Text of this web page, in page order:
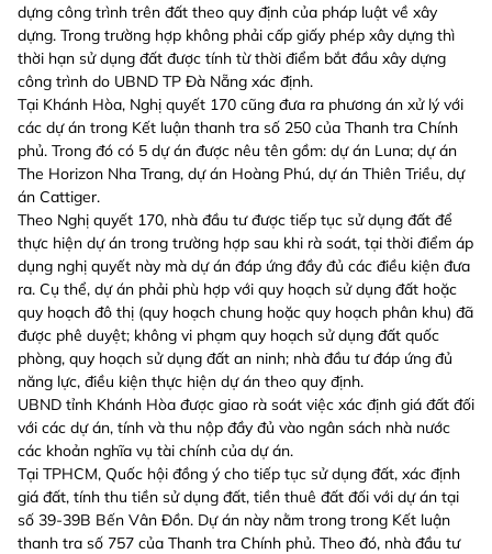
dựng công trình trên đất theo quy định của pháp luật về xây
dựng. Trong trường hợp không phải cấp giấy phép xây dựng thì
thời hạn sử dụng đất được tính từ thời điểm bắt đầu xây dựng
công trình do UBND TP Đà Nẵng xác định.
Tại Khánh Hòa, Nghị quyết 170 cũng đưa ra phương án xử lý với
các dự án trong Kết luận thanh tra số 250 của Thanh tra Chính
phủ. Trong đó có 5 dự án được nêu tên gồm: dự án Luna; dự án
The Horizon Nha Trang, dự án Hoàng Phú, dự án Thiên Triều, dự
án Cattiger.
Theo Nghị quyết 170, nhà đầu tư được tiếp tục sử dụng đất để
thực hiện dự án trong trường hợp sau khi rà soát, tại thời điểm áp
dụng nghị quyết này mà dự án đáp ứng đầy đủ các điều kiện đưa
ra. Cụ thể, dự án phải phù hợp với quy hoạch sử dụng đất hoặc
quy hoạch đô thị (quy hoạch chung hoặc quy hoạch phân khu) đã
được phê duyệt; không vi phạm quy hoạch sử dụng đất quốc
phòng, quy hoạch sử dụng đất an ninh; nhà đầu tư đáp ứng đủ
năng lực, điều kiện thực hiện dự án theo quy định.
UBND tỉnh Khánh Hòa được giao rà soát việc xác định giá đất đối
với các dự án, tính và thu nộp đầy đủ vào ngân sách nhà nước
các khoản nghĩa vụ tài chính của dự án.
Tại TPHCM, Quốc hội đồng ý cho tiếp tục sử dụng đất, xác định
giá đất, tính thu tiền sử dụng đất, tiền thuê đất đối với dự án tại
số 39-39B Bến Vân Đồn. Dự án này nằm trong trong Kết luận
thanh tra số 757 của Thanh tra Chính phủ. Theo đó, nhà đầu tư